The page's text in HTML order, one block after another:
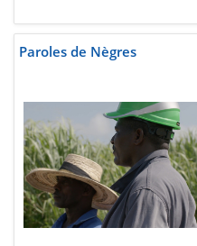
Paroles de Nègres